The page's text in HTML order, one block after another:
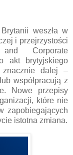
weszła w
i przejrzystości
Corporate
akt brytyjskiego
znacznie dalej –
współpracują z
Nowe przepisy
które nie
zapobiegających
istotna zmiana.